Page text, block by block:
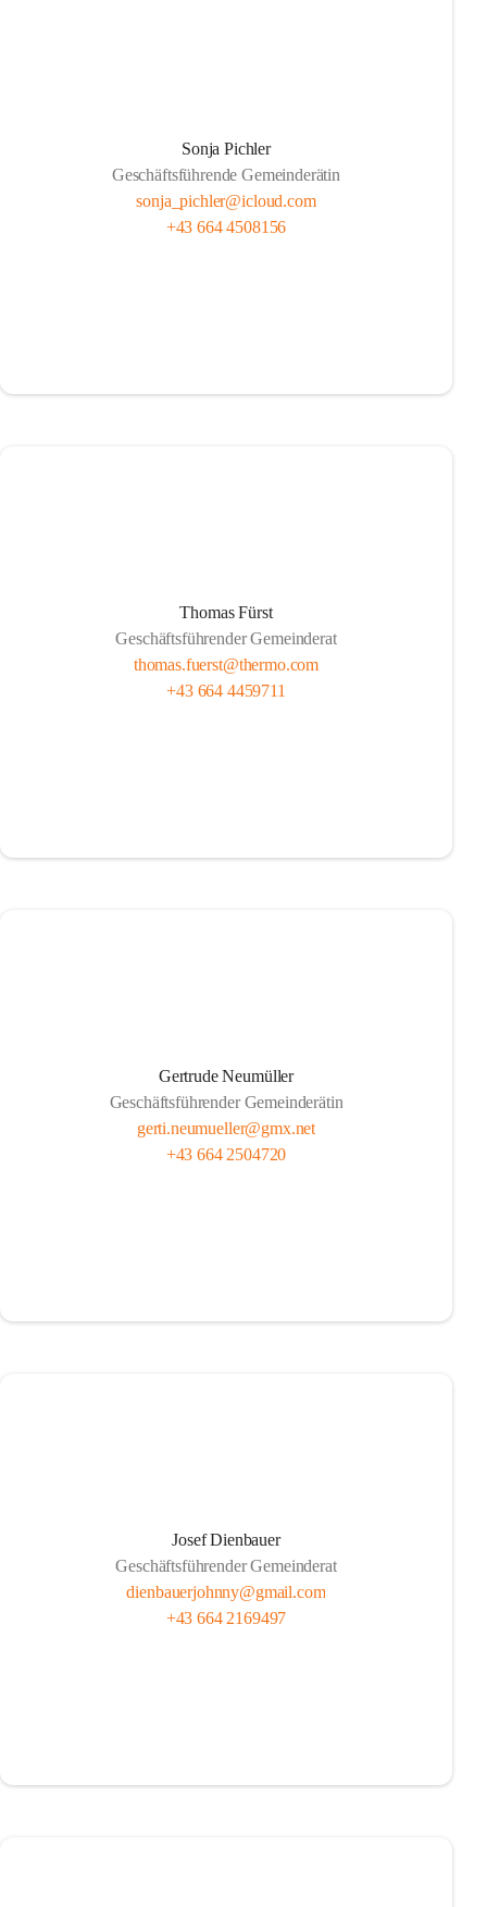
Sonja Pichler
Geschäftsführende Gemeinderätin
sonja_pichler@icloud.com
+43 664 4508156
Thomas Fürst
Geschäftsführender Gemeinderat
thomas.fuerst@thermo.com
+43 664 4459711
Gertrude Neumüller
Geschäftsführender Gemeinderätin
gerti.neumueller@gmx.net
+43 664 2504720
Josef Dienbauer
Geschäftsführender Gemeinderat
dienbauerjohnny@gmail.com
+43 664 2169497